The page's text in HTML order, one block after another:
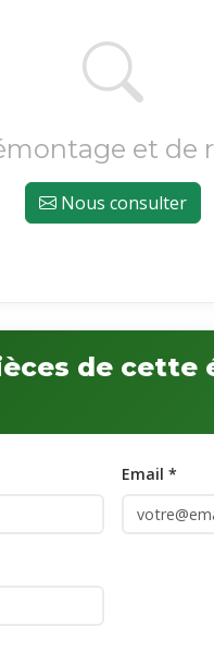
et de
Nous consulter
de cette
Email *